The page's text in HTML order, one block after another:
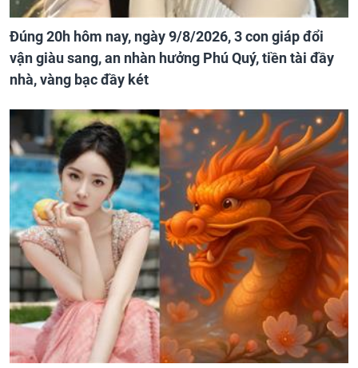
Đúng 20h hôm nay, ngày 9/8/2026, 3 con giáp đổi
vận giàu sang, an nhàn hưởng Phú Quý, tiền tài đầy
nhà, vàng bạc đầy két